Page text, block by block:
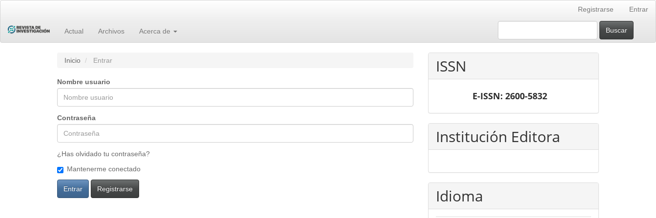
principal
Barra
lateral
Registrarse Entrar
Actual Archivos Acerca de Buscar
Inicio Entrar
Nombre usuario
Contraseña
¿Has olvidado tu contraseña?
Mantenerme conectado
Entrar Registrarse
ISSN
E-ISSN: 2600-5832
Institución Editora
Idioma